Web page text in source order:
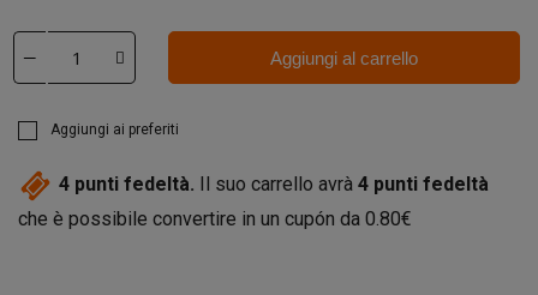
Aggiungi al carrello
Aggiungi ai preferiti
4 punti fedeltà. Il suo carrello avrà 4 punti fedeltà
che è possibile convertire in un cupón da 0.80€